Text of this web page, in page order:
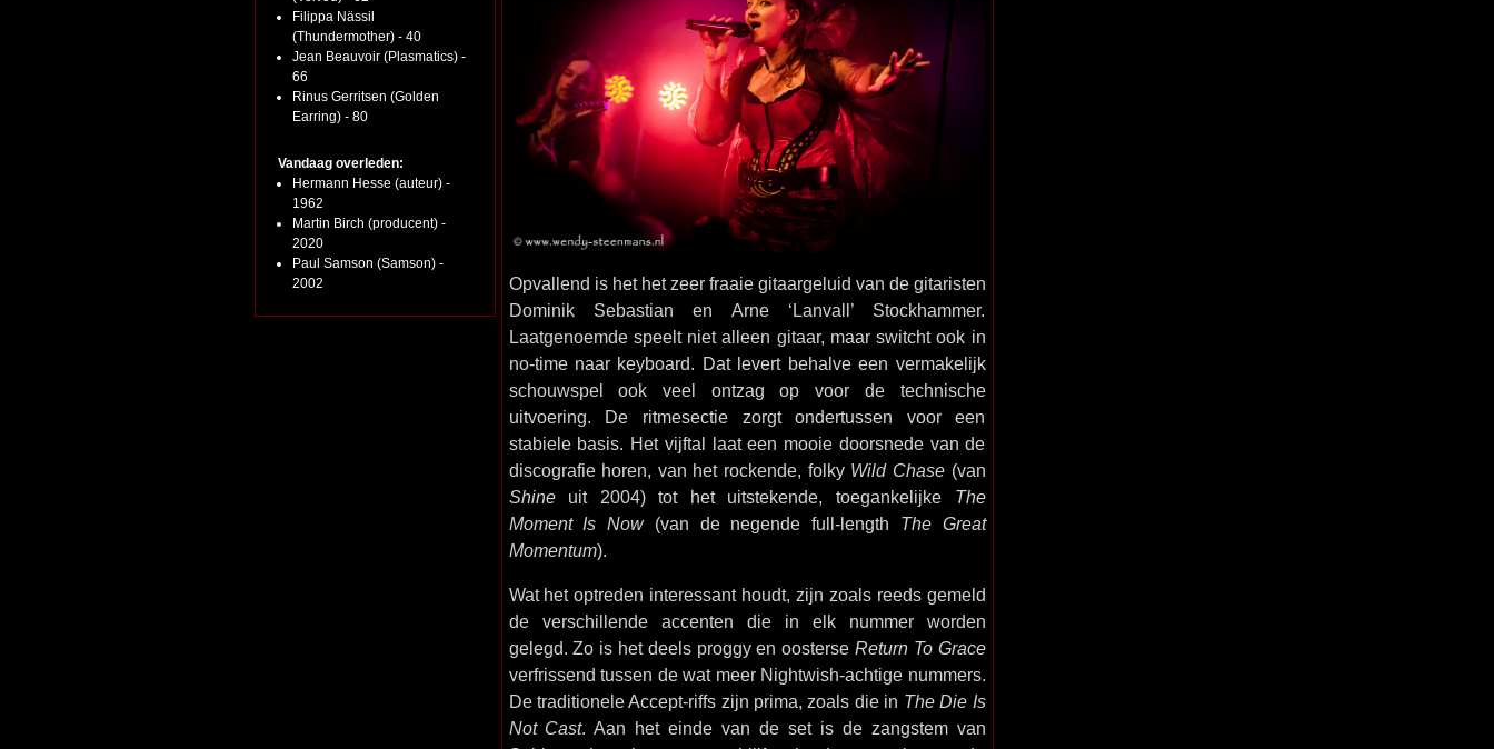
Filippa Nässil
(Thundermother) - 40
Jean Beauvoir (Plasmatics) -
66
Rinus Gerritsen (Golden
Earring) - 80
Vandaag overleden:
Hermann Hesse (auteur) -
1962
Martin Birch (producent) -
2020
Paul Samson (Samson) -
2002
Opvallend is het het zeer fraaie gitaargeluid van de gitaristen
Dominik Sebastian en Arne ‘Lanvall’ Stockhammer.
Laatgenoemde speelt niet alleen gitaar, maar switcht ook in
no-time naar keyboard. Dat levert behalve een vermakelijk
schouwspel ook veel ontzag op voor de technische
uitvoering. De ritmesectie zorgt ondertussen voor een
stabiele basis. Het vijftal laat een mooie doorsnede van de
discografie horen, van het rockende, folky Wild Chase(van
Shineuit 2004) tot het uitstekende, toegankelijke The
Moment Is Now(van de negende full-length The Great
Momentum).
Wat het optreden interessant houdt, zijn zoals reeds gemeld
de verschillende accenten die in elk nummer worden
gelegd. Zo is het deels proggy en oosterse Return To Grace
verfrissend tussen de wat meer Nightwish-achtige nummers.
De traditionele Accept-riffs zijn prima, zoals die in The Die Is
Not Cast. Aan het einde van de set is de zangstem van